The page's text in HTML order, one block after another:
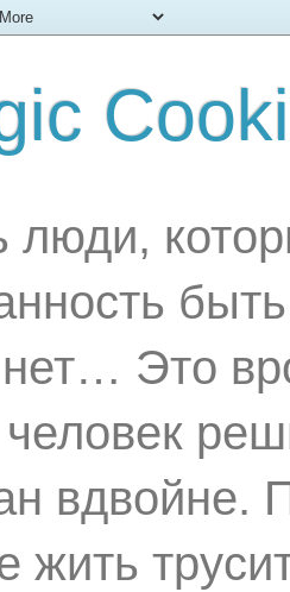
люди,
Это
вдвойне.
жить